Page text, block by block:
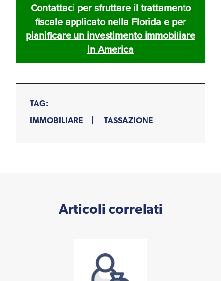
Contattaci per sfruttare il trattamento
fiscale applicato nella Florida e per
pianificare un investimento immobiliare
in America
TAG:
IMMOBILIARE
TASSAZIONE
Articoli correlati